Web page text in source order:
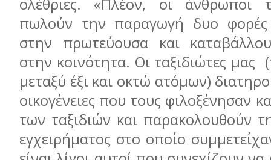
ολέθριες. «Πλέον, οι άνθρωποι
πωλούν την παραγωγή δυο
στην πρωτεύουσα και
στην κοινότητα. Οι ταξιδιώτες μας
μεταξύ έξι και οκτώ ατόμων)
οικογένειες που τους φιλοξένησαν
των ταξιδιών και παρακολουθούν
εγχειρήματος στο οποίο